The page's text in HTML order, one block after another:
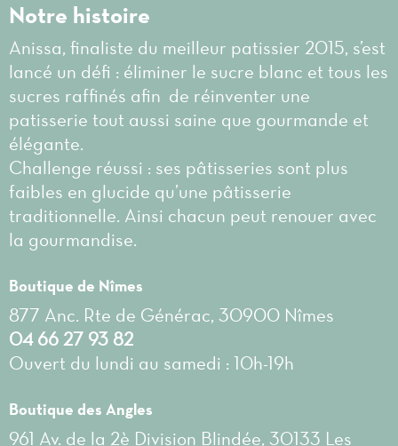
Notre histoire
Anissa, finaliste du meilleur patissier 2015, s’est
lancé un défi : éliminer le sucre blanc et tous les
sucres raffinés afin de réinventer une
patisserie tout aussi saine que gourmande et
élégante.
Challenge réussi : ses pâtisseries sont plus
faibles en glucide qu’une pâtisserie
traditionnelle. Ainsi chacun peut renouer avec
la gourmandise.
Boutique de Nîmes
877 Anc. Rte de Générac, 30900 Nîmes
04 66 27 93 82
Ouvert du lundi au samedi : 10h-19h
Boutique des Angles
961 Av. de la 2è Division Blindée, 30133 Les